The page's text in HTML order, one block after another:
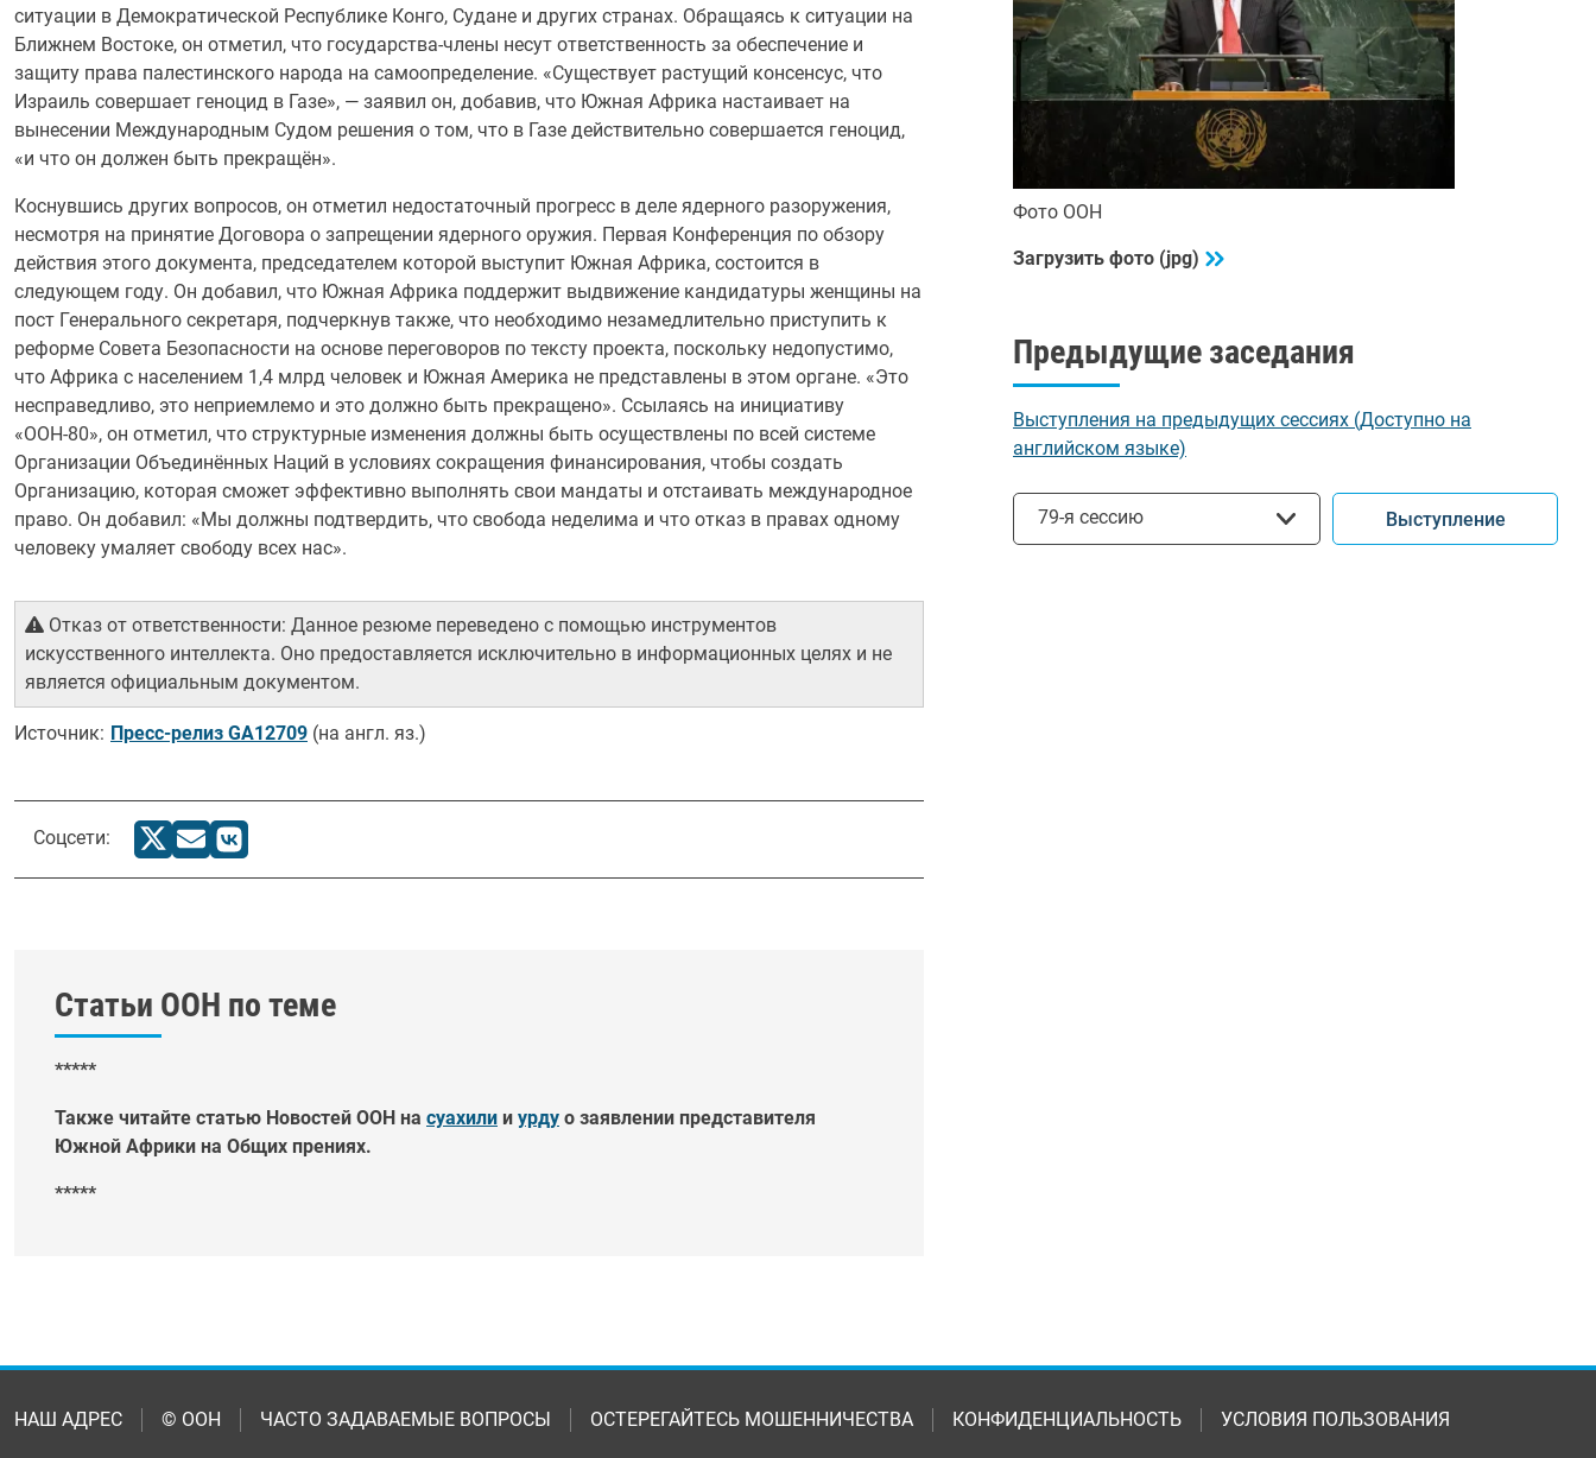
ситуации в Демократической Республике Конго, Судане и других странах. Обращаясь к ситуации на
Ближнем Востоке, он отметил, что государства-члены несут ответственность за обеспечение и
защиту права палестинского народа на самоопределение. «Существует растущий консенсус, что
Израиль совершает геноцид в Газе», — заявил он, добавив, что Южная Африка настаивает на
вынесении Международным Судом решения о том, что в Газе действительно совершается геноцид,
«и что он должен быть прекращён».
Коснувшись других вопросов, он отметил недостаточный прогресс в деле ядерного разоружения,
несмотря на принятие Договора о запрещении ядерного оружия. Первая Конференция по обзору
действия этого документа, председателем которой выступит Южная Африка, состоится в
следующем году. Он добавил, что Южная Африка поддержит выдвижение кандидатуры женщины на
пост Генерального секретаря, подчеркнув также, что необходимо незамедлительно приступить к
реформе Совета Безопасности на основе переговоров по тексту проекта, поскольку недопустимо,
что Африка с населением 1,4 млрд человек и Южная Америка не представлены в этом органе. «Это
несправедливо, это неприемлемо и это должно быть прекращено». Ссылаясь на инициативу
«ООН-80», он отметил, что структурные изменения должны быть осуществлены по всей системе
Организации Объединённых Наций в условиях сокращения финансирования, чтобы создать
Организацию, которая сможет эффективно выполнять свои мандаты и отстаивать международное
право. Он добавил: «Мы должны подтвердить, что свобода неделима и что отказ в правах одному
человеку умаляет свободу всех нас».
Отказ от ответственности: Данное резюме переведено с помощью инструментов
искусственного интеллекта. Оно предоставляется исключительно в информационных целях и не
является официальным документом.
Источник: Пресс-релиз GA12709 (на англ. яз.)
Соцсети:
Статьи ООН по теме
*****
Также читайте статью Новостей ООН на суахили и урду о заявлении представителя
Южной Африки на Общих прениях.
*****
Фото ООН
Загрузить фото (jpg)
Предыдущие заседания
Выступления на предыдущих сессиях (Доступно на
английском языке)
79-я сессию Выступление
НАШ АДРЕС © ООН ЧАСТО ЗАДАВАЕМЫЕ ВОПРОСЫ ОСТЕРЕГАЙТЕСЬ МОШЕННИЧЕСТВА КОНФИДЕНЦИАЛЬНОСТЬ УСЛОВИЯ ПОЛЬЗОВАНИЯ